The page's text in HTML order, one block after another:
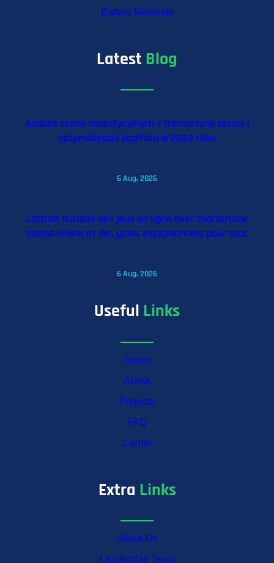
Battery Materials
Latest Blog
Analiza szans inwestycyjnych z thorfortune bonus i
optymalizacja kapitału w 2024 roku
6 Aug, 2026
Lattrait durable des jeux en ligne avec thorfortune
casino online et des gains exceptionnels pour tous
6 Aug, 2026
Useful Links
Teams
About
Projects
FAQ
Carrier
Extra Links
About Us
Leadership Team